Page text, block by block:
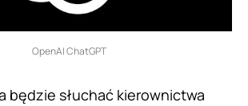
OpenAI ChatGPT
będzie słuchać kierownictwa